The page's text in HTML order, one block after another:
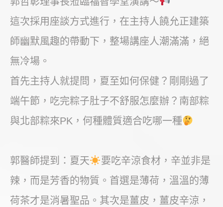
這次採用座談方式進行，在主持人饒允正建築
師幽默風趣的帶動下，整場講座人潮滿滿，絕
無冷場。
首先主持人就提問，夏至如何保健？剛剛過了
端午節，吃完粽子肚子不舒服怎麼辦？南部粽
與北部粽來PK，何種體質適合吃哪一種
郭醫師提到：夏天
要吃辛涼食材，辛並非是
辣，而是芳香的物質。首選是薄荷，溫溫的薄
荷茶才是消暑聖品。其次是薑皮，薑皮辛涼，